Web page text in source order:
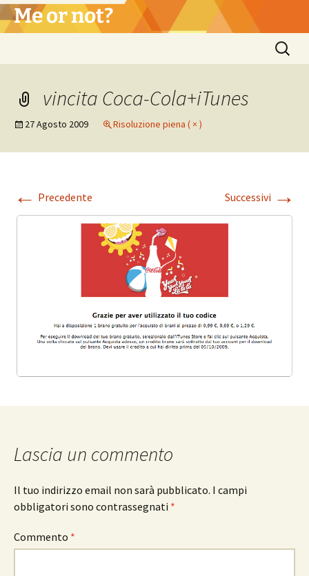
Vai
al Me or not?
Ricerca
per:
vincita Coca-Cola+iTunes
27 Agosto 2009 Risoluzione piena ( × )
← Precedente Successivi →
Lascia un commento
Il tuo indirizzo email non sarà pubblicato. I campi
obbligatori sono contrassegnati *
Commento *